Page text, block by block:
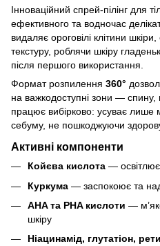
Інноваційний спрей-пілінг для
ефективного та водночас
видаляє ороговілі клітини
текстуру, роблячи шкіру
після першого використання.
Формат розпилення 360°
на важкодоступні зони — спину,
працює вибірково: усуває лише
себуму, не пошкоджуючи
Активні компоненти
Койєва кислота — освітлює
Куркума — заспокоює та
AHA та PHA кислоти —
шкіру
Ніацинамід, глутатіон,